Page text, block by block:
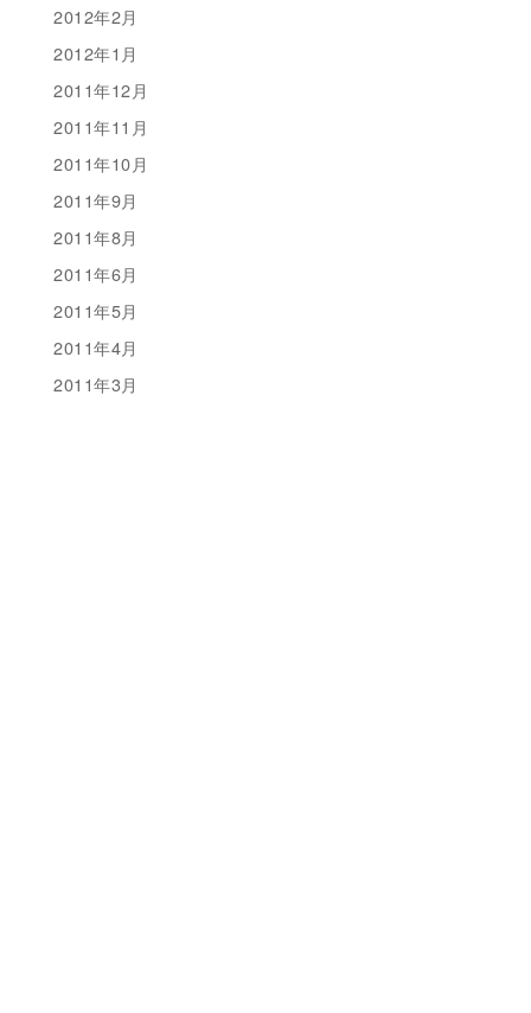
2012年2月
2012年1月
2011年12月
2011年11月
2011年10月
2011年9月
2011年8月
2011年6月
2011年5月
2011年4月
2011年3月